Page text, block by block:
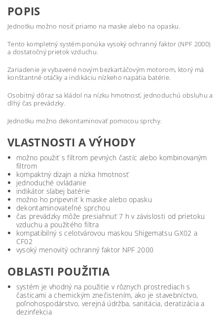
POPIS
Jednotku možno nosiť priamo na maske alebo na opasku.
Tento kompletný systém ponúka vysoký ochranný faktor (NPF 2000)
a dostatočný prietok vzduchu.
Zariadenie je vybavené novým bezkartáčovým motorom, ktorý má
konštantné otáčky a indikáciu nízkeho napätia batérie.
Osobitný dôraz sa kládol na nízku hmotnosť, jednoduchú obsluhu a
dlhý čas prevádzky.
Jednotku možno dekontaminovať pomocou sprchy.
VLASTNOSTI A VÝHODY
možno použiť s filtrom pevných častíc alebo kombinovaným
filtrom
kompaktný dizajn a nízka hmotnosť
jednoduché ovládanie
indikátor slabej batérie
možno ho pripevniť k maske alebo opasku
dekontaminovateľné sprchou
čas prevádzky môže presiahnuť 7 h v závislosti od prietoku
vzduchu a použitého filtra
kompatibilný s celotvárovou maskou Shigematsu GX02 a
CF02
vysoký menovitý ochranný faktor NPF 2000
OBLASTI POUŽITIA
systém je vhodný na použitie v rôznych prostrediach s
časticami a chemickým znečistením, ako je stavebníctvo,
poľnohospodárstvo, verejná údržba, sanitácia, deratizácia a
dezinfekcia